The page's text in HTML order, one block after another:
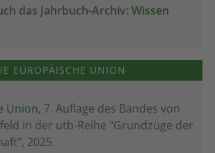
das Jahrbuch-Archiv: Wissen
EUROPÄISCHE UNION
Union, 7. Auflage des Bandes von
in der utb-Reihe "Grundzüge der
2025.